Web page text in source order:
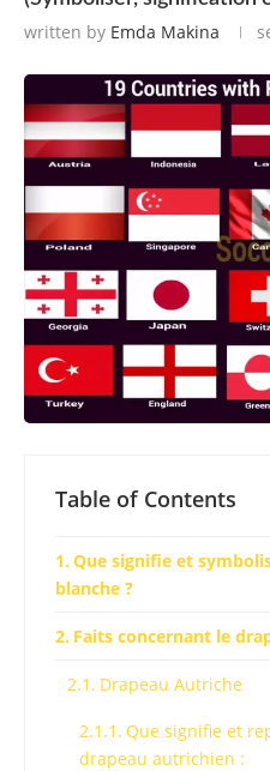
written by Emda Makina
Table of Contents
Que signifie et
blanche ?
Faits concernant le
Drapeau Autriche
Que signifie et
drapeau autrichien :